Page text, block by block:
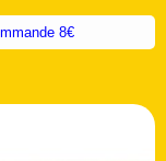
8€